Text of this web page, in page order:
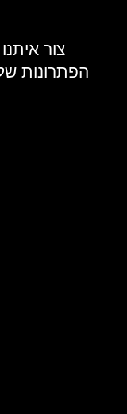
צור
הפתרונות